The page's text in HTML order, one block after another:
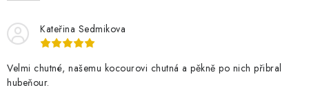
Kateřina Sedmikova
Velmi chutné, našemu kocourovi chutná a pěkně po nich přibral
hubeňour.